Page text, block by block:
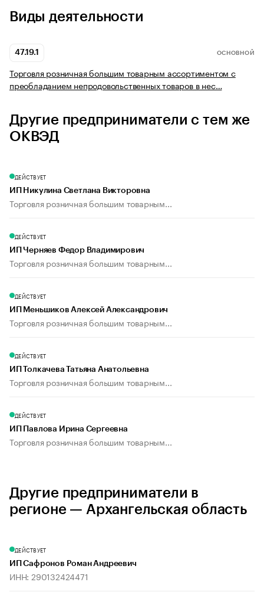
Виды деятельности
47.19.1 ОСНОВНОЙ
Торговля розничная большим товарным ассортиментом с
преобладанием непродовольственных товаров в нес…
Другие предприниматели с тем же
ОКВЭД
ДЕЙСТВУЕТ
ИП Никулина Светлана Викторовна
Торговля розничная большим товарным...
ДЕЙСТВУЕТ
ИП Черняев Федор Владимирович
Торговля розничная большим товарным...
ДЕЙСТВУЕТ
ИП Меньшиков Алексей Александрович
Торговля розничная большим товарным...
ДЕЙСТВУЕТ
ИП Толкачева Татьяна Анатольевна
Торговля розничная большим товарным...
ДЕЙСТВУЕТ
ИП Павлова Ирина Сергеевна
Торговля розничная большим товарным...
Другие предприниматели в
регионе — Архангельская область
ДЕЙСТВУЕТ
ИП Сафронов Роман Андреевич
ИНН: 290132424471